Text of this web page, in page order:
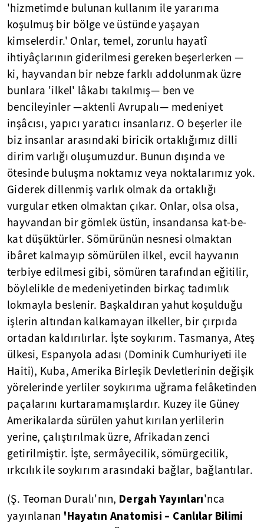
'hizmetimde bulunan kullanım ile yararıma
koşulmuş bir bölge ve üstünde yaşayan
kimselerdir.' Onlar, temel, zorunlu hayatî
ihtiyâçlarının giderilmesi gereken beşerlerken —
ki, hayvandan bir nebze farklı addolunmak üzre
bunlara 'ilkel' lâkabı takılmış— ben ve
bencileyinler —aktenli Avrupalı— medeniyet
inşâcısı, yapıcı yaratıcı insanlarız. O beşerler ile
biz insanlar arasındaki biricik ortaklığımız dilli
dirim varlığı oluşumuzdur. Bunun dışında ve
ötesinde buluşma noktamız veya noktalarımız yok.
Giderek dillenmiş varlık olmak da ortaklığı
vurgular etken olmaktan çıkar. Onlar, olsa olsa,
hayvandan bir gömlek üstün, insandansa kat-be-
kat düşüktürler. Sömürünün nesnesi olmaktan
ibâret kalmayıp sömürülen ilkel, evcil hayvanın
terbiye edilmesi gibi, sömüren tarafından eğitilir,
böylelikle de medeniyetinden birkaç tadımlık
lokmayla beslenir. Başkaldıran yahut koşulduğu
işlerin altından kalkamayan ilkeller, bir çırpıda
ortadan kaldırılırlar. İşte soykırım. Tasmanya, Ateş
ülkesi, Espanyola adası (Dominik Cumhuriyeti ile
Haiti), Kuba, Amerika Birleşik Devletlerinin değişik
yörelerinde yerliler soykırıma uğrama felâketinden
paçalarını kurtaramamışlardır. Kuzey ile Güney
Amerikalarda sürülen yahut kırılan yerlilerin
yerine, çalıştırılmak üzre, Afrikadan zenci
getirilmiştir. İşte, sermâyecilik, sömürgecilik,
ırkcılık ile soykırım arasındaki bağlar, bağlantılar.
(Ş. Teoman Duralı'nın, Dergah Yayınları'nca
yayınlanan 'Hayatın Anatomisi – Canlılar Bilimi